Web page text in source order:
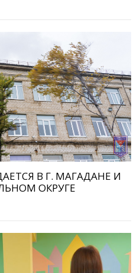
В Г. МАГАДАНЕ И
ОКРУГЕ